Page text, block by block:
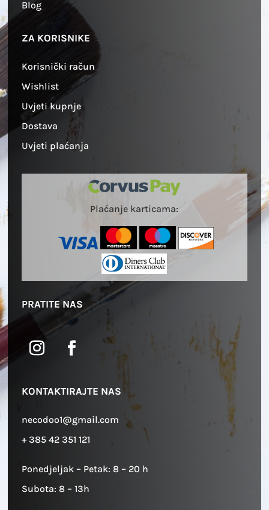
Blog
ZA KORISNIKE
Korisnički račun
Wishlist
Uvjeti kupnje
Dostava
Uvjeti plaćanja
Plaćanje karticama:
PRATITE NAS
KONTAKTIRAJTE NAS
necodoo1@gmail.com
+ 385 42 351 121
Ponedjeljak – Petak: 8 – 20 h
Subota: 8 – 13h